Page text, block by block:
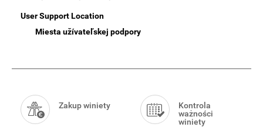
User Support Location
Miesta užívateľskej podpory
Menu
Zakup winiety
Kontrola
ważności
winiety